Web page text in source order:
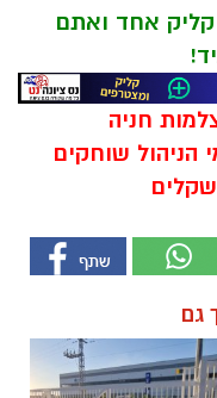
קליק אחד ואתם
חניה
שוחקים
שקלים
גם